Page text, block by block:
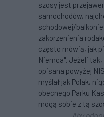
szosy jest
samochodów,
schodowej/
zakorzenienia
często mówią, jak
Niemca". Jeżeli
opisana powyżej
myślał jak Polak,
obecnego Parku
mogą sobie z tą
Aby